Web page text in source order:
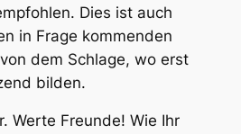
Dies ist auch
in Frage kommenden
dem Schlage, wo erst
bilden.
Werte Freunde! Wie Ihr